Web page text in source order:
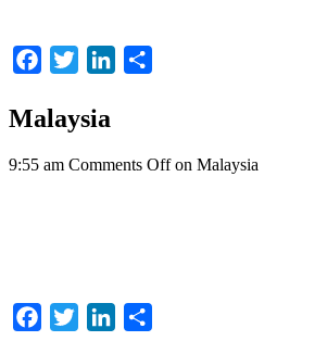
Facebook
Twitter LinkedIn
Malaysia
9:55 am Comments Offon Malaysia
Facebook
Twitter LinkedIn